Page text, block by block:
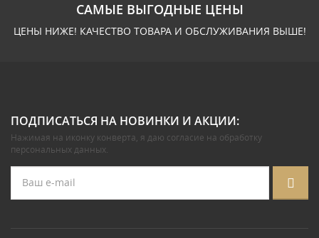
САМЫЕ ВЫГОДНЫЕ ЦЕНЫ
ЦЕНЫ НИЖЕ! КАЧЕСТВО ТОВАРА И ОБСЛУЖИВАНИЯ ВЫШЕ!
ПОДПИСАТЬСЯ НА НОВИНКИ И АКЦИИ:
Нажимая на иконку конверта, я даю согласие на обработку
персональных данных.